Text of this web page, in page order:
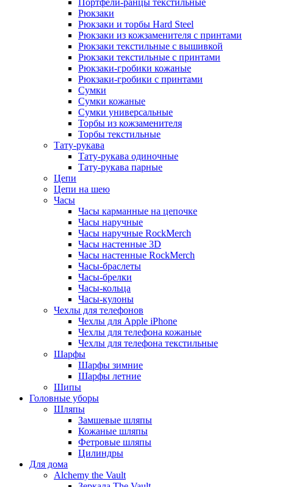
Портфели-ранцы текстильные
Рюкзаки
Рюкзаки и торбы Hard Steel
Рюкзаки из кожзаменителя с принтами
Рюкзаки текстильные с вышивкой
Рюкзаки текстильные с принтами
Рюкзаки-гробики кожаные
Рюкзаки-гробики с принтами
Сумки
Сумки кожаные
Сумки универсальные
Торбы из кожзаменителя
Торбы текстильные
Тату-рукава
Тату-рукава одиночные
Тату-рукава парные
Цепи
Цепи на шею
Часы
Часы карманные на цепочке
Часы наручные
Часы наручные RockMerch
Часы настенные 3D
Часы настенные RockMerch
Часы-браслеты
Часы-брелки
Часы-кольца
Часы-кулоны
Чехлы для телефонов
Чехлы для Apple iPhone
Чехлы для телефона кожаные
Чехлы для телефона текстильные
Шарфы
Шарфы зимние
Шарфы летние
Шипы
Головные уборы
Шляпы
Замшевые шляпы
Кожаные шляпы
Фетровые шляпы
Цилиндры
Для дома
Alchemy the Vault